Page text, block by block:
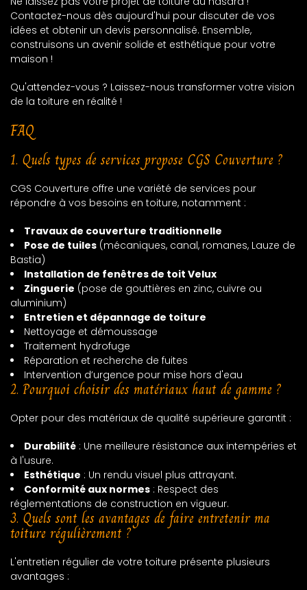
Contactez-nous dès aujourd'hui pour discuter de vos
idées et obtenir un devis personnalisé. Ensemble,
construisons un avenir solide et esthétique pour votre
maison !
Qu'attendez-vous ? Laissez-nous transformer votre vision
de la toiture en réalité !
FAQ
1. Quels types de services propose CGS Couverture ?
CGS Couverture offre une variété de services pour
répondre à vos besoins en toiture, notamment :
Travaux de couverture traditionnelle
Pose de tuiles (mécaniques, canal, romanes, Lauze de
Bastia)
Installation de fenêtres de toit Velux
Zinguerie (pose de gouttières en zinc, cuivre ou
aluminium)
Entretien et dépannage de toiture
Nettoyage et démoussage
Traitement hydrofuge
Réparation et recherche de fuites
Intervention d’urgence pour mise hors d'eau
2. Pourquoi choisir des matériaux haut de gamme ?
Opter pour des matériaux de qualité supérieure garantit :
Durabilité : Une meilleure résistance aux intempéries et
à l'usure.
Esthétique : Un rendu visuel plus attrayant.
Conformité aux normes : Respect des
réglementations de construction en vigueur.
3. Quels sont les avantages de faire entretenir ma
toiture régulièrement ?
L'entretien régulier de votre toiture présente plusieurs
avantages :